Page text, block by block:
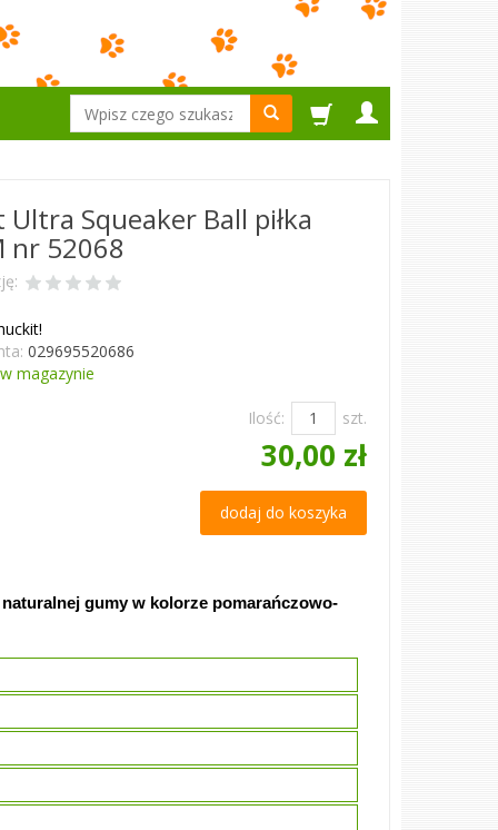
Wyszukaj
Ultra Squeaker Ball piłka
nr 52068
029695520686
w magazynie
Ilość: szt.
30,00 zł
dodaj do koszyka
naturalnej gumy w kolorze pomarańczowo-